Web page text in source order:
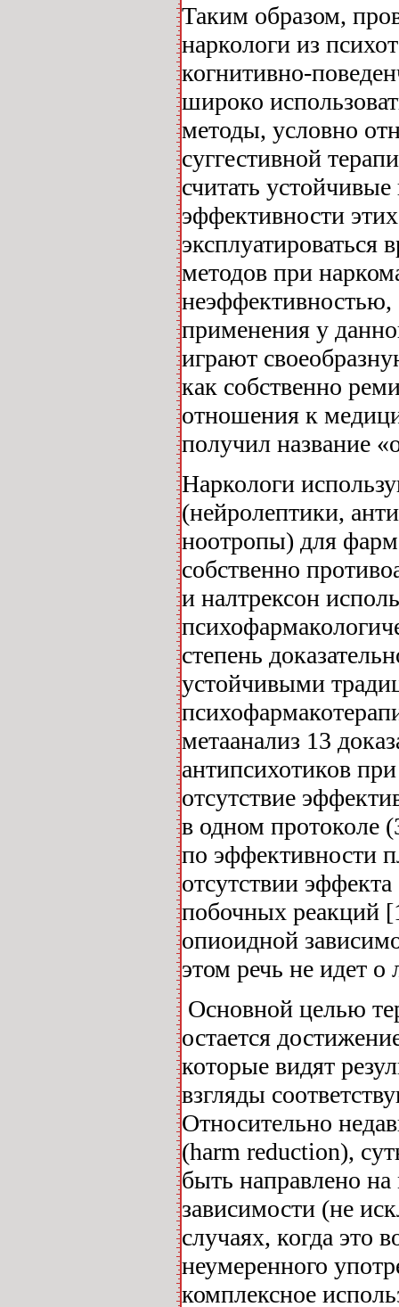
Таким образом,
наркологи из
когнитивно-
широко
методы, условно
суггестивной
считать
эффективности
эксплуатироваться
методов при
применения у
играют
как собственно
отношения к
получил название
Наркологи
(нейролептики,
ноотропы) для
собственно
и налтрексон
степень
устойчивыми
метаанализ 13
антипсихотиков
отсутствие
в одном протоколе
по эффективности
отсутствии
побочных реакций
опиоидной
этом речь не идет
Основной целью
остается
которые видят
взгляды
Относительно
(harm reduction),
быть направлено
зависимости (не
случаях, когда это
неумеренного
комплексное